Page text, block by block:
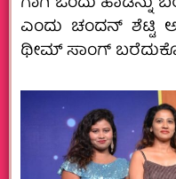
ಎಂದು ಚಂದನ್ ಶೆಟ್ಟಿ
ಥೀಮ್ ಸಾಂಗ್